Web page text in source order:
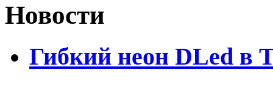
Новости
Гибкий неон DLed в